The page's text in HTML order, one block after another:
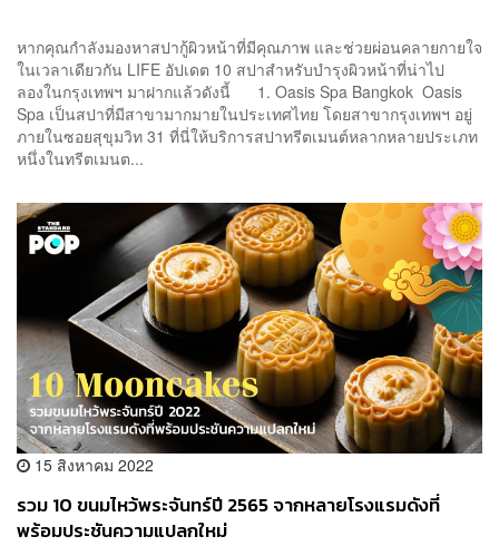
หากคุณกำลังมองหาสปากู้ผิวหน้าที่มีคุณภาพ และช่วยผ่อนคลายกายใจ
ในเวลาเดียวกัน LIFE อัปเดต 10 สปาสำหรับบำรุงผิวหน้าที่น่าไป
ลองในกรุงเทพฯ มาฝากแล้วดังนี้ 1. Oasis Spa Bangkok Oasis
Spa เป็นสปาที่มีสาขามากมายในประเทศไทย โดยสาขากรุงเทพฯ อยู่
ภายในซอยสุขุมวิท 31 ที่นี่ให้บริการสปาทรีตเมนต์หลากหลายประเภท
หนึ่งในทรีตเมนต...
15 สิงหาคม 2022
รวม 10 ขนมไหว้พระจันทร์ปี 2565 จากหลายโรงแรมดังที่
พร้อมประชันความแปลกใหม่